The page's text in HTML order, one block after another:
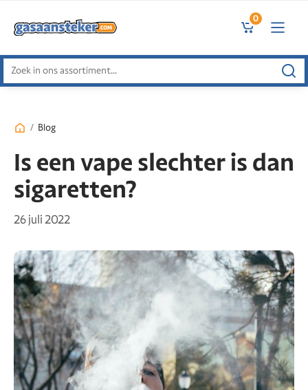
0
Zoeken
naar:
/ Blog
Is een vape slechter is dan
sigaretten?
26 juli 2022